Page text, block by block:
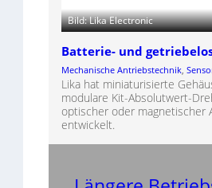
Bild: Lika Electronic
Batterie- und
Mechanische Antriebstechnik,
Lika hat miniaturisierte
modulare Kit-Absolutwert-
optischer oder magnetischer
entwickelt.